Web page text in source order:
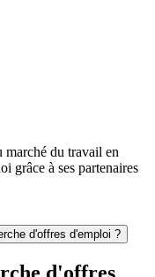
marché du travail en
grâce à ses partenaires
d'offres d'emploi ?